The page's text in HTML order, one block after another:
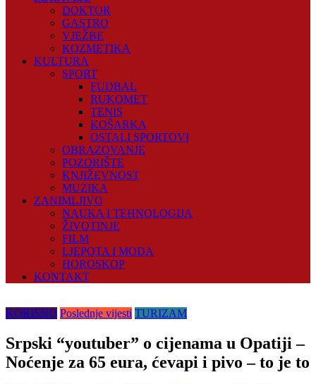
DOKTOR
GASTRO
VJEŽBE
KOZMETIKA
KULTURA
SPORT
FUDBAL
RUKOMET
TENIS
KOŠARKA
OSTALI SPORTOVI
OBRAZOVANJE
POZORIŠTE
KNJIŽEVNOST
MUZIKA
ZANIMLJIVO
NAUKA I TEHNOLOGIJA
ŽIVOTINJE
FILM
LJEPOTA I MODA
HOROSKOP
KONTAKT
KORISNO Poslednje vijesti TURIZAM
Srpski “youtuber” o cijenama u Opatiji –
Noćenje za 65 eura, ćevapi i pivo – to je to